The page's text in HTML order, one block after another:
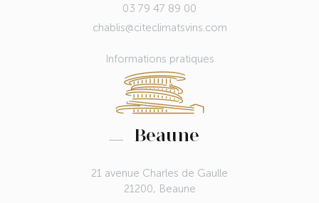
03 79 47 89 00
chablis@citeclimatsvins.com
Informations pratiques
Beaune
21 avenue Charles de Gaulle
21200, Beaune